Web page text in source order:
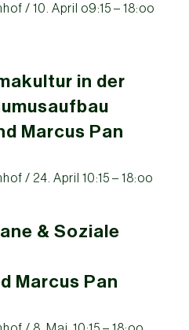
/ 10. April o9:15 – 18:oo
in der
Marcus Pan
/ 24. April 10:15 – 18:oo
& Soziale
Marcus Pan